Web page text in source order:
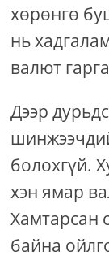
хөрөнгө
нь
валют
Дээр
болохгүй.
хэн ямар
Хамтарсан
байна